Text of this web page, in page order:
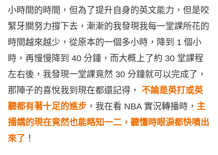
小時間的時間，但為了提升自身的英文能力，但是咬
緊牙關努力撐下去，漸漸的我發現我每一堂課所花的
時間越來越少，從原本的一個多小時，降到 1 個小
時，再慢慢降到 40 分鐘，而大概上了約 30 堂課程
左右後，我發現一堂課竟然 30 分鐘就可以完成了，
那陣子的喜悅我到現在都還記得， 不論是英打或英
聽都有著十足的進步 ，我在看 NBA 實況轉播時， 主
播講的現在竟然也能略知一二，聽懂時眼淚都快噴出
來了 ！